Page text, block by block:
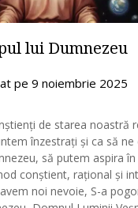
lui Dumnezeu
pe 9 noiembrie 2025
de starea noastră
înzestrați și ca să ne
să putem aspira în
conștient, rațional și
noi nevoie, S-a